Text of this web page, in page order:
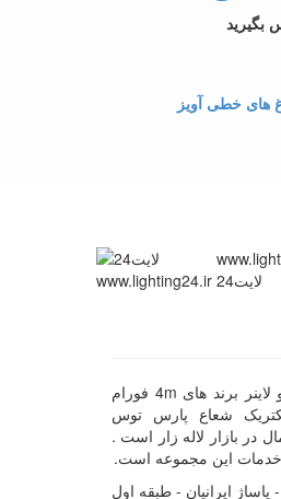
بگیرید
های خطی آویز
لایت24
لایت24 لاله زار ارائه چراغ خطی و لاینر برند های 4m فورام
شعاع پارس توس
در بازار لاله زار است .
خدمات این مجموعه است.
ایرانیان - طبقه اول